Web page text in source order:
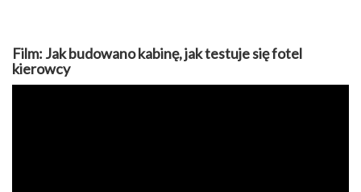
Film: Jak budowano kabinę, jak testuje się fotel
kierowcy